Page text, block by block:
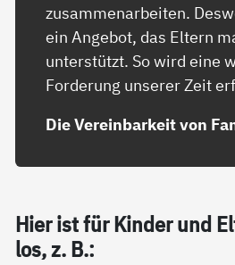
zusammenarbeiten.
ein Angebot, das Eltern
unterstützt. So wird eine
Forderung unserer Zeit
Die Vereinbarkeit von
Hier ist für Kin­der und
los, z. B.: